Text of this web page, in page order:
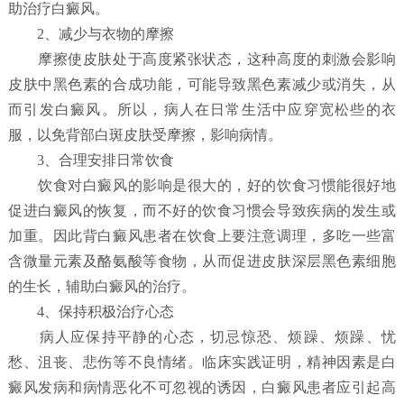
助治疗白癜风。
2、减少与衣物的摩擦
摩擦使皮肤处于高度紧张状态，这种高度的刺激会影响
皮肤中黑色素的合成功能，可能导致黑色素减少或消失，从
而引发白癜风。所以，病人在日常生活中应穿宽松些的衣
服，以免背部白斑皮肤受摩擦，影响病情。
3、合理安排日常饮食
饮食对白癜风的影响是很大的，好的饮食习惯能很好地
促进白癜风的恢复，而不好的饮食习惯会导致疾病的发生或
加重。因此背白癜风患者在饮食上要注意调理，多吃一些富
含微量元素及酪氨酸等食物，从而促进皮肤深层黑色素细胞
的生长，辅助白癜风的治疗。
4、保持积极治疗心态
病人应保持平静的心态，切忌惊恐、烦躁、烦躁、忧
愁、沮丧、悲伤等不良情绪。临床实践证明，精神因素是白
癜风发病和病情恶化不可忽视的诱因，白癜风患者应引起高